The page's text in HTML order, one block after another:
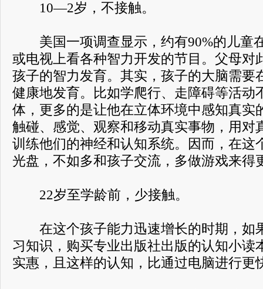
10—2岁，不接触。
美国一项调查显示，约有90%的儿童
或电视上看各种智力开发的节目。父母对
孩子的智力发育。其实，孩子的大脑需要
健康地发育。比如学爬行、走障碍等活动
体，更多的是让他在立体环境中感知真实
触碰、感觉、观察和移动真实事物，用对
训练他们的神经和认知系统。因而，在这
光盘，不如多和孩子交流，多做游戏来得
22岁至学龄前，少接触。
在这个孩子能力迅速增长的时期，如
习知识，购买专业出版社出版的认知小读
实惠，且这样的认知，比通过电脑进行更